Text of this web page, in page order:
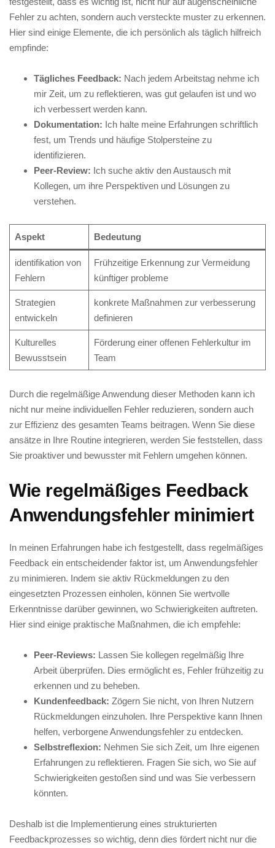
⁤Fehler zu achten, sondern‍ auch versteckte ‍muster zu ⁢erkennen.
Hier sind einige ⁢Elemente, die ich persönlich als ‌täglich ‌hilfreich‌
empfinde:
Tägliches Feedback: Nach jedem Arbeitstag nehme ich
mir Zeit, um zu reflektieren, ‌was gut gelaufen​ ist und wo
ich ⁣verbessert werden kann.
Dokumentation: Ich ⁤halte meine Erfahrungen ⁣schriftlich
fest, um Trends ⁣und häufige​ Stolpersteine zu
⁤identifizieren.
Peer-Review: Ich suche⁣ aktiv den Austausch mit
Kollegen, um⁤ ihre Perspektiven​ und Lösungen zu⁣
verstehen.
Aspekt Bedeutung
identifikation ‍von
Fehlern
Frühzeitige Erkennung ⁣zur Vermeidung
⁢künftiger probleme
Strategien
entwickeln
konkrete Maßnahmen zur verbesserung
⁣definieren
Kulturelles
Bewusstsein
Förderung einer ⁤offenen ​Fehlerkultur ⁤im
Team
Durch die regelmäßige ‍Anwendung dieser Methoden kann ​ich
nicht nur meine individuellen Fehler ‌reduzieren, sondern auch
zur ‍Effizienz des gesamten⁤ Teams⁤ beitragen. Wenn⁤ Sie diese
ansätze in Ihre ⁢Routine ‍integrieren, werden Sie feststellen, dass
Sie proaktiver und bewusster mit Fehlern umgehen können.
Wie regelmäßiges Feedback
Anwendungsfehler ⁢minimiert
In meinen Erfahrungen habe ich festgestellt, dass ​regelmäßiges
Feedback ‌ein entscheidender faktor ist,​ um Anwendungsfehler​
zu minimieren. ⁢Indem sie aktiv ‌Rückmeldungen zu‌ den
eingesetzten Prozessen einholen, können ⁢Sie wertvolle
Erkenntnisse darüber gewinnen, wo⁣ Schwierigkeiten auftreten.
Hier sind einige praktische Maßnahmen, die ich ‍empfehle:
Peer-Reviews: Lassen Sie kollegen ‍regelmäßig Ihre
Arbeit‍ überprüfen. Dies ermöglicht es, Fehler frühzeitig zu ​
erkennen und zu⁣ beheben.
Kundenfeedback: Zögern Sie nicht, von Ihren Nutzern
‌Rückmeldungen einzuholen. Ihre Perspektive‍ kann Ihnen
helfen, verborgene ⁤Anwendungsfehler⁣ zu entdecken.
Selbstreflexion: Nehmen Sie sich Zeit, um Ihre eigenen⁤
Erfahrungen zu reflektieren. Fragen Sie sich, wo Sie auf
Schwierigkeiten gestoßen sind und was ⁢Sie verbessern
könnten.
Deshalb ist die ‍Implementierung eines⁢ strukturierten
Feedbackprozesses so ‍wichtig, denn ⁣dies fördert nicht ‌nur die